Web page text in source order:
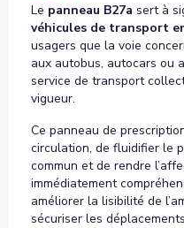
Le panneau B27a sert à
véhicules de transport
usagers que la voie
aux autobus, autocars ou
service de transport
vigueur.
Ce panneau de
circulation, de fluidifier le
commun et de rendre
immédiatement
améliorer la lisibilité de
sécuriser les